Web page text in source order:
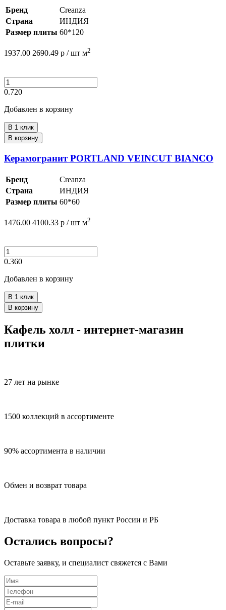
Бренд
Creanza
Страна
ИНДИЯ
Размер плиты 60*120
1937.00 2690.49 р / шт м2
0.720
Добавлен в корзину
В 1 клик
В корзину
Керамогранит PORTLAND VEINCUT BIANCO
Бренд
Creanza
Страна
ИНДИЯ
Размер плиты 60*60
1476.00 4100.33 р / шт м2
0.360
Добавлен в корзину
В 1 клик
В корзину
Кафель холл - интернет-магазин
плитки
27 лет на рынке
1500 коллекций в ассортименте
90% ассортимента в наличии
Обмен и возврат товара
Доставка товара в любой пункт России и РБ
Остались вопросы?
Оставьте заявку, и специалист свяжется с Вами